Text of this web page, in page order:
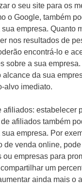
o seu site para os
o Google, também
empresa. Quanto
nos resultados de
encontrá-lo e
sobre a sua
alcance da sua
alvo imediato.
afiliados: estabelecer
afiliados também
empresa. Por
de venda online,
ou empresas para
um
ainda mais o